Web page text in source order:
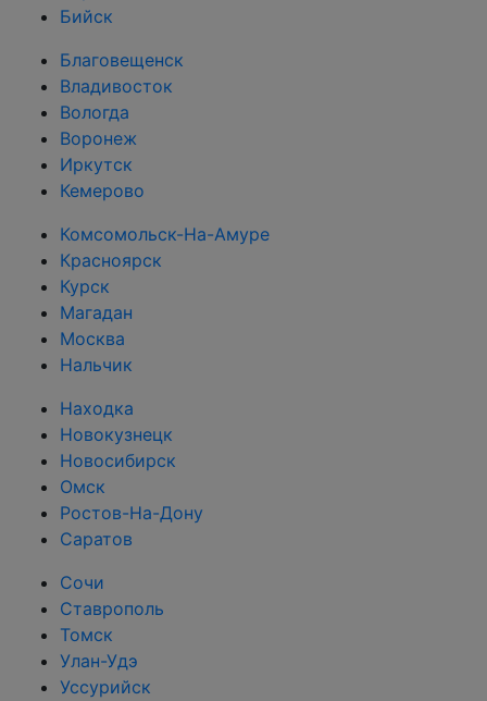
Бийск
Благовещенск
Владивосток
Вологда
Воронеж
Иркутск
Кемерово
Комсомольск-На-Амуре
Красноярск
Курск
Магадан
Москва
Нальчик
Находка
Новокузнецк
Новосибирск
Омск
Ростов-На-Дону
Саратов
Сочи
Ставрополь
Томск
Улан-Удэ
Уссурийск